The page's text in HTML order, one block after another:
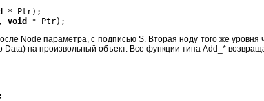
* Ptr);
void
* Ptr);
Node параметра, с подписью S. Вторая ноду того же
на произвольный объект. Все функции типа Add_*